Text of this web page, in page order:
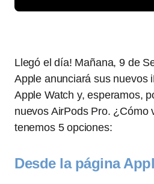
Llegó el día! Mañana, 9 de
Apple anunciará sus nuevos
Apple Watch y, esperamos,
nuevos AirPods Pro. ¿Cómo
tenemos 5 opciones:
Desde la página